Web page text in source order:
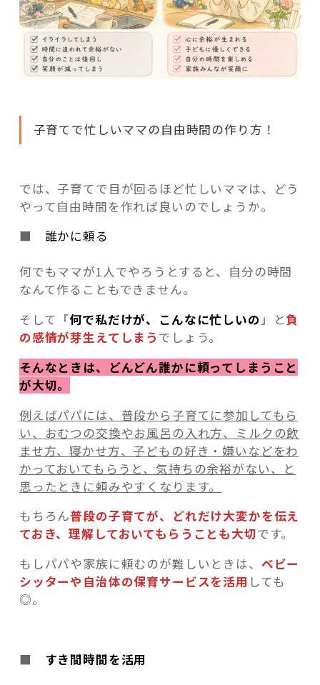
子育てで忙しいママの自由時間の作り方！
では、子育てで目が回るほど忙しいママは、どう
やって自由時間を作れば良いのでしょうか。
■ 誰かに頼る
何でもママが1人でやろうとすると、自分の時間
なんて作ることもできません。
そして 「何で私だけが、こんなに忙しいの」 と負
の感情が芽生えてしまう でしょう。
そんなときは、どんどん誰かに頼ってしまうこと
が大切。
例えばパパには、普段から子育てに参加してもら
い、おむつの交換やお風呂の入れ方、ミルクの飲
ませ方、寝かせ方、子どもの好き・嫌いなどをわ
かっておいてもらうと、気持ちの余裕がない、と
思ったときに頼みやす くなります。
もちろん普段の子育てが、どれだけ大変かを伝え
ておき、理解しておいてもらうことも大切です。
もしパパや家族に頼むのが難しいときは、 ベビー
シッターや自治体の保育サービスを活用 しても
◎。
■ すき間時間を活用